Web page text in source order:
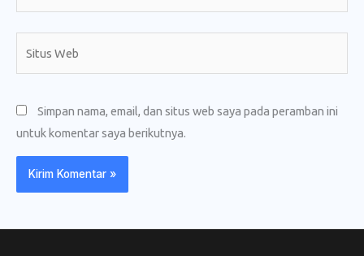
Simpan nama, email, dan situs web saya pada peramban ini
untuk komentar saya berikutnya.